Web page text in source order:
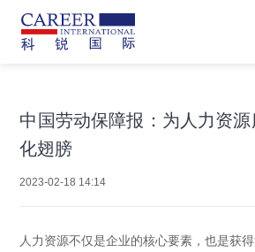
中国劳动保障报：为人力资
化翅膀
2023-02-18 14:14
人力资源不仅是企业的核心要素，也是获